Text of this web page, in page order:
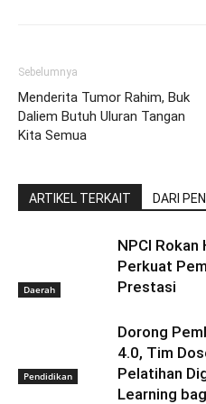
Sebelumnya
Menderita Tumor Rahim, Buk
Daliem Butuh Uluran Tangan
Kita Semua
ARTIKEL TERKAIT DARI
Daerah
NPCI Rokan
Perkuat
Prestasi
Pendidikan
Dorong
4.0, Tim
Pelatihan
Learning